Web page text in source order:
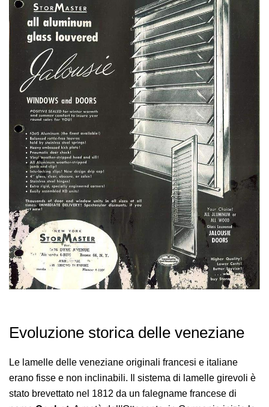
Evoluzione storica delle veneziane
Le lamelle delle veneziane originali francesi e italiane
erano fisse e non inclinabili. Il sistema di lamelle girevoli è
stato brevettato nel 1812 da un falegname francese di